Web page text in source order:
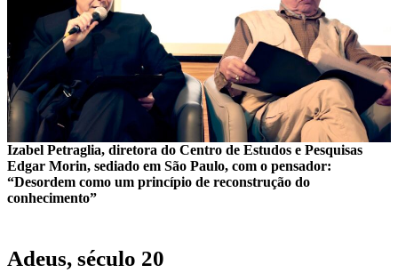
Izabel Petraglia, diretora do Centro de Estudos e Pesquisas
Edgar Morin, sediado em São Paulo, com o pensador:
“Desordem como um princípio de reconstrução do
conhecimento”
Adeus, século 20